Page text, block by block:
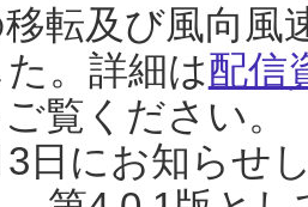
転及び風向風
。詳細は配信
覧ください。
日にお知らせ